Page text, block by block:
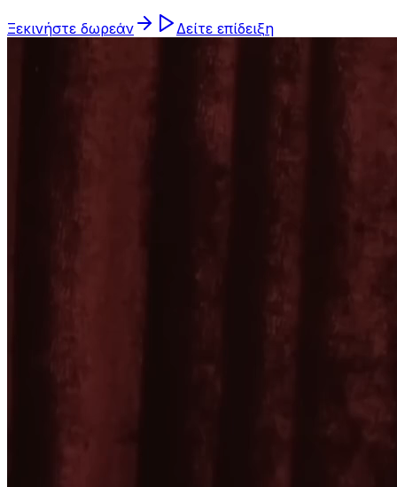
Ξεκινήστε δωρεάν Δείτε επίδειξη